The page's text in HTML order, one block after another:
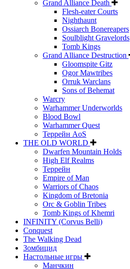
Grand Alliance Death
Flesh-eater Courts
Nighthaunt
Ossiarch Bonereapers
Soulblight Gravelords
Tomb Kings
Grand Alliance Destruction
Gloomspite Gitz
Ogor Mawtribes
Orruk Warclans
Sons of Behemat
Warcry
Warhammer Underworlds
Blood Bowl
Warhammer Quest
Террейн AoS
THE OLD WORLD
Dwarfen Mountain Holds
High Elf Realms
Террейн
Empire of Man
Warriors of Chaos
Kingdom of Bretonia
Orc & Goblin Tribes
Tomb Kings of Khemri
INFINITY (Corvus Belli)
Conquest
The Walking Dead
Зомбицид
Настольные игры
Манчкин